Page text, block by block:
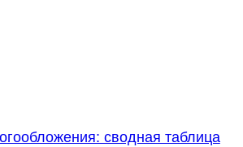
сводная таблица